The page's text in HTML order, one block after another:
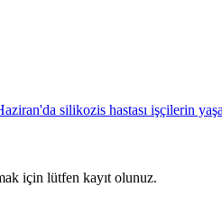
silikozis hastası işçilerin
için lütfen kayıt olunuz.